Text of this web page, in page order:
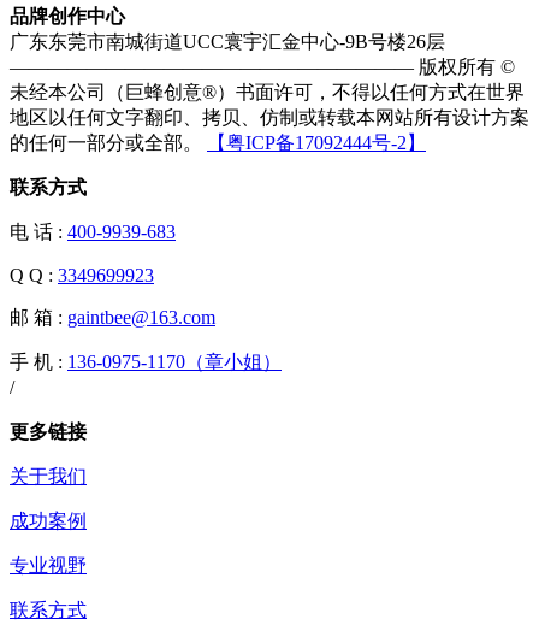
品牌创作中心
广东东莞市南城街道UCC寰宇汇金中心-9B号楼26层
————————————————————— 版权所有 ©
未经本公司（巨蜂创意®）书面许可，不得以任何方式在世界
地区以任何文字翻印、拷贝、仿制或转载本网站所有设计方案
的任何一部分或全部。
【粤ICP备17092444号-2】
联系方式
电 话 : 400-9939-683
Q Q : 3349699923
邮 箱 : gaintbee@163.com
手 机 : 136-0975-1170（章小姐）
/
更多链接
关于我们
成功案例
专业视野
联系方式